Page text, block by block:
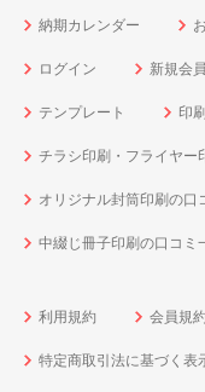
納期カレンダー
ログイン 新規会
テンプレート 印
チラシ印刷・フライヤー
オリジナル封筒印刷の口
中綴じ冊子印刷の口コミ
利用規約 会員規約
特定商取引法に基づく表